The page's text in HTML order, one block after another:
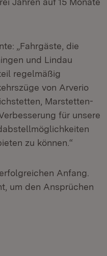
„Fahrgäste, die
und Lindau
regelmäßig
von Arverio
Marstetten-
für unsere
zu können.“
Anfang.
um den Ansprüchen